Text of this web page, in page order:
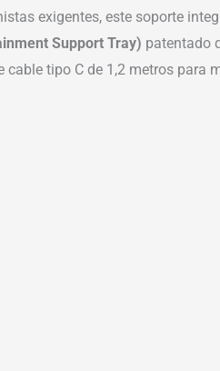
exigentes, este soporte
Support Tray) patentado
tipo C de 1,2 metros para